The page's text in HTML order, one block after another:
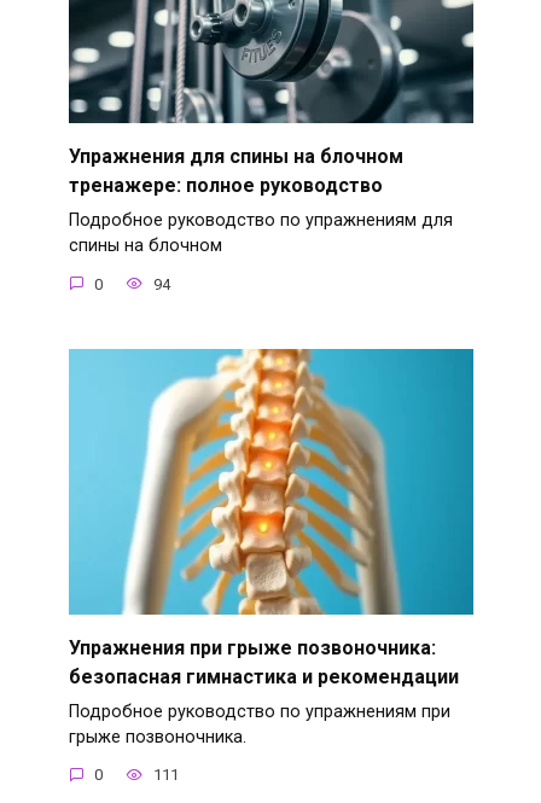
Упражнения для спины на блочном
тренажере: полное руководство
Подробное руководство по упражнениям для
спины на блочном
0 94
Упражнения при грыже позвоночника:
безопасная гимнастика и рекомендации
Подробное руководство по упражнениям при
грыже позвоночника.
0 111